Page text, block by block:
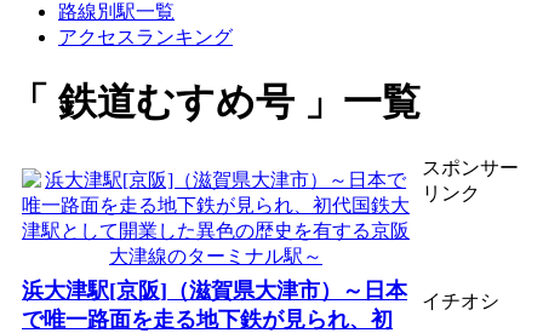
路線別駅一覧
アクセスランキング
鉄道むすめ号 一覧
浜大津駅[京阪]（滋賀県大津市）～日本
で唯一路面を走る地下鉄が見られ、初
スポンサー
リンク
イチオシ